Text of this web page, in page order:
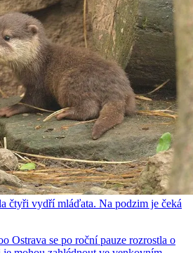
čtyři vydří mláďata. Na podzim je čeká
Ostrava se po roční pauze rozrostla o